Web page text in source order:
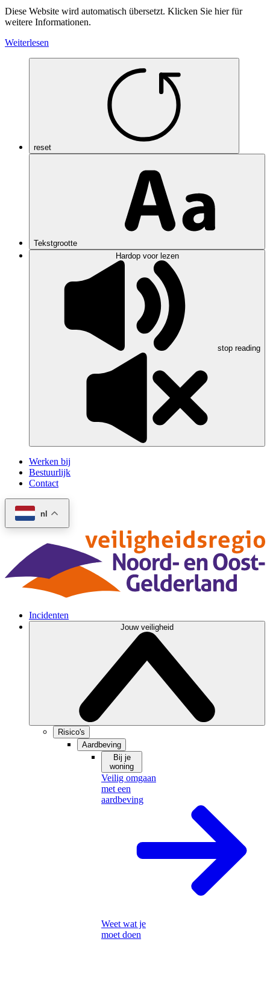
Diese Website wird automatisch übersetzt. Klicken Sie hier für
weitere Informationen.
Weiterlesen
reset
Tekstgrootte
Hardop voor lezen
stop reading
Werken bij
Bestuurlijk
Contact
nl
Incidenten
Jouw veiligheid
Risico's
Aardbeving
Bij je
woning
Veilig omgaan
met een
aardbeving
Weet wat je
moet doen